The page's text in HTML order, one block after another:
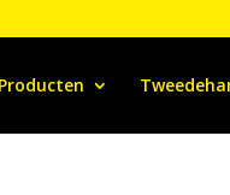
Producten